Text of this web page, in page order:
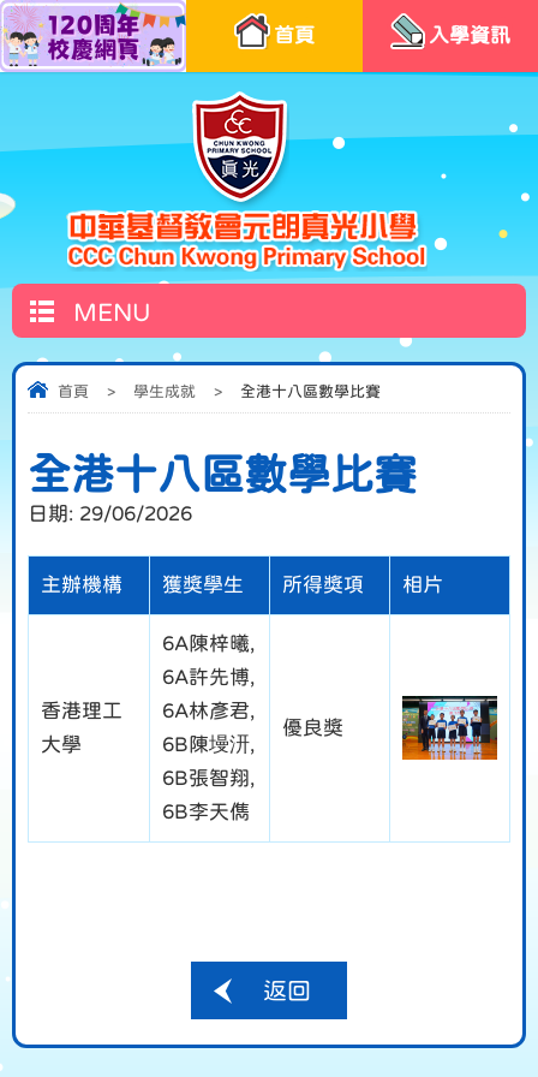
首頁 入學資訊
MENU
首頁 > 學生成就 > 全港十八區數學比賽
全港十八區數學比賽
日期: 29/06/2026
主辦機構 獲獎學生 所得獎項 相片
香港理工
大學
6A陳梓曦,
6A許先博,
6A林彥君,
6B陳墁汧,
6B張智翔,
6B李天儁
優良獎
返回